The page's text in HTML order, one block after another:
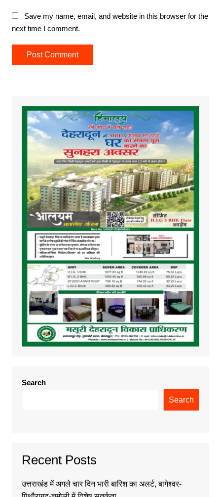
Save my name, email, and website in this browser for the
next time I comment.
Search
Search
Recent Posts
उत्तराखंड में अगले चार दिन भारी बारिश का अलर्ट, बागेश्वर-